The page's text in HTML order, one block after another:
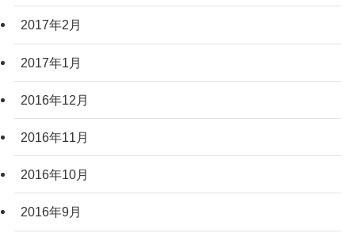
2017年2月
2017年1月
2016年12月
2016年11月
2016年10月
2016年9月